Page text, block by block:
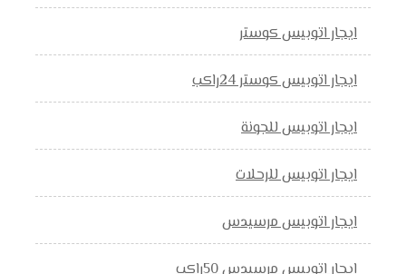
ايجار اتوبيس كوستر
ايجار اتوبيس كوستر 24راكب
ايجار اتوبيس للجونة
ايجار اتوبيس للرحلات
ايجار اتوبيس مرسيدس